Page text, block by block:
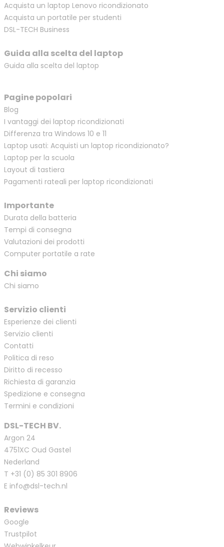
Acquista un laptop Lenovo ricondizionato
Acquista un portatile per studenti
DSL-TECH Business
Guida alla scelta del laptop
Guida alla scelta del laptop
Pagine popolari
Blog
I vantaggi dei laptop ricondizionati
Differenza tra Windows 10 e 11
Laptop usati: Acquisti un laptop ricondizionato?
Laptop per la scuola
Layout di tastiera
Pagamenti rateali per laptop ricondizionati
Importante
Durata della batteria
Tempi di consegna
Valutazioni dei prodotti
Computer portatile a rate
Chi siamo
Chi siamo
Servizio clienti
Esperienze dei clienti
Servizio clienti
Contatti
Politica di reso
Diritto di recesso
Richiesta di garanzia
Spedizione e consegna
Termini e condizioni
DSL-TECH BV.
Argon 24
4751XC Oud Gastel
Nederland
T +31 (0) 85 301 8906
E info@dsl-tech.nl
Reviews
Google
Trustpilot